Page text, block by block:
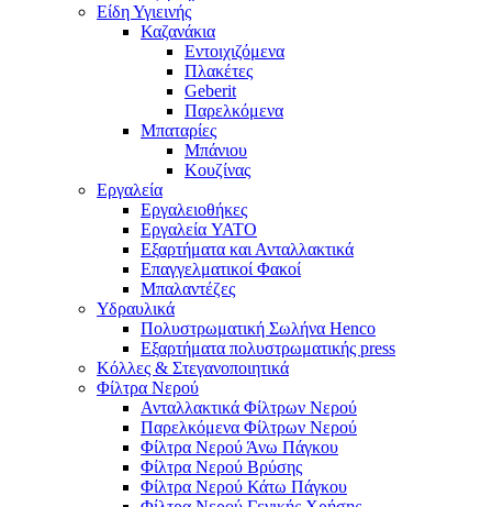
Είδη Υγιεινής
Καζανάκια
Εντοιχιζόμενα
Πλακέτες
Geberit
Παρελκόμενα
Μπαταρίες
Μπάνιου
Κουζίνας
Εργαλεία
Εργαλειοθήκες
Εργαλεία YATO
Εξαρτήματα και Ανταλλακτικά
Επαγγελματικοί Φακοί
Μπαλαντέζες
Υδραυλικά
Πολυστρωματική Σωλήνα Henco
Εξαρτήματα πολυστρωματικής press
Κόλλες & Στεγανοποιητικά
Φίλτρα Νερού
Ανταλλακτικά Φίλτρων Νερού
Παρελκόμενα Φίλτρων Νερού
Φίλτρα Νερού Άνω Πάγκου
Φίλτρα Νερού Βρύσης
Φίλτρα Νερού Κάτω Πάγκου